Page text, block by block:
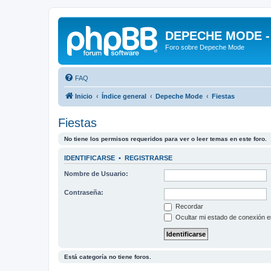
DEPECHE MODE
Foro sobre Depeche Mode
FAQ
Inicio Índice general Depeche Mode Fiestas
Fiestas
No tiene los permisos requeridos para ver o leer temas en este foro.
IDENTIFICARSE • REGISTRARSE
Nombre de Usuario:
Contraseña:
Recordar
Ocultar mi estado de conexión
Está categoría no tiene foros.